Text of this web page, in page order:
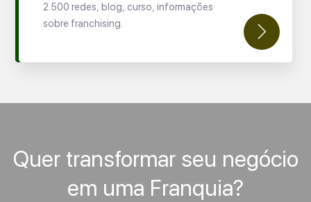
2.500 redes, blog, curso, informações
sobre franchising.
Quer transformar seu negócio
em uma Franquia?